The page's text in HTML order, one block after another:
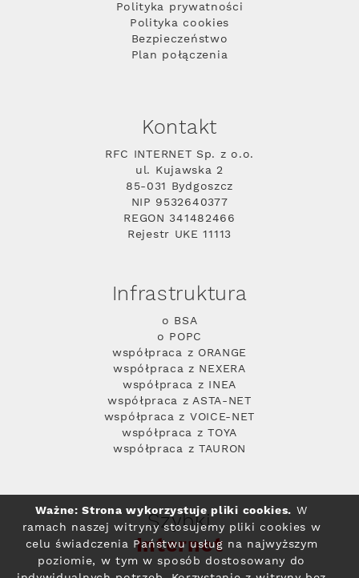
Polityka prywatności
Polityka cookies
Bezpieczeństwo
Plan połączenia
Kontakt
RFC INTERNET Sp. z o.o.
ul. Kujawska 2
85-031 Bydgoszcz
NIP 9532640377
REGON 341482466
Rejestr UKE 11113
Infrastruktura
o BSA
o POPC
współpraca z ORANGE
współpraca z NEXERA
współpraca z INEA
współpraca z ASTA-NET
współpraca z VOICE-NET
współpraca z TOYA
współpraca z TAURON
Szybki
Internet
Ważne: Strona wykorzystuje pliki cookies. W
ramach naszej witryny stosujemy pliki cookies w
celu świadczenia Państwu usług na najwyższym
poziomie, w tym w sposób dostosowany do